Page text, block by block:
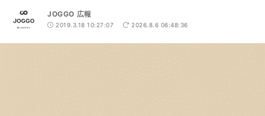
JOGGO 広報
2019.3.18 10:27:07 2026.8.6 06:48:36